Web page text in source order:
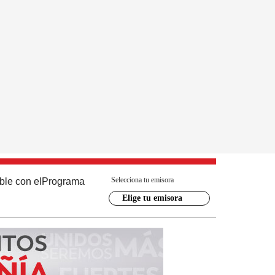
con el Programa Selecciona tu emisora
Elige tu emisora